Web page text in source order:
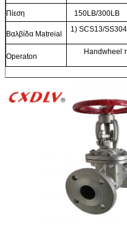
Πίεση 150LB/300LB
Βαλβίδα Matreial
1) SCS13/
Operaton
Handwheel